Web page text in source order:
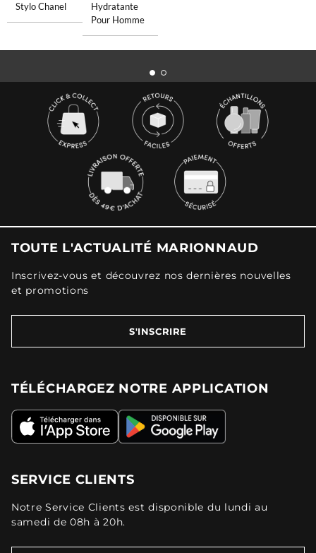
Stylo Chanel
Hydratante
Pour Homme
TOUTE L'ACTUALITÉ MARIONNAUD
Inscrivez-vous et découvrez nos dernières nouvelles
et promotions
S'INSCRIRE
TÉLÉCHARGEZ NOTRE APPLICATION
SERVICE CLIENTS
Notre Service Clients est disponible du lundi au
samedi de 08h à 20h.